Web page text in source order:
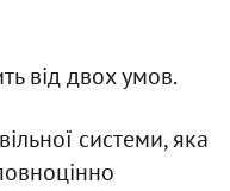
від двох умов.
системи, яка